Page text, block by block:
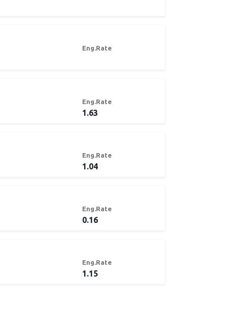
Eng.Rate
Eng.Rate
1.63
Eng.Rate
1.04
Eng.Rate
0.16
Eng.Rate
1.15